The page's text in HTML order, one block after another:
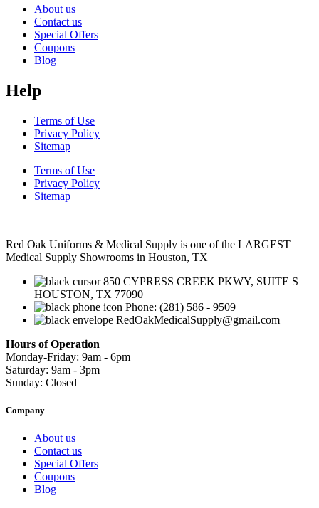
About us
Contact us
Special Offers
Coupons
Blog
Help
Terms of Use
Privacy Policy
Sitemap
Terms of Use
Privacy Policy
Sitemap
Red Oak Uniforms & Medical Supply is one of the LARGEST
Medical Supply Showrooms in Houston, TX
850 CYPRESS CREEK PKWY, SUITE S
HOUSTON, TX 77090
Phone: (281) 586 - 9509
RedOakMedicalSupply@gmail.com
Hours of Operation
Monday-Friday: 9am - 6pm
Saturday: 9am - 3pm
Sunday: Closed
Company
About us
Contact us
Special Offers
Coupons
Blog